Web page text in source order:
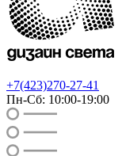
+7(423)270-27-41
Пн-Сб: 10:00-19:00